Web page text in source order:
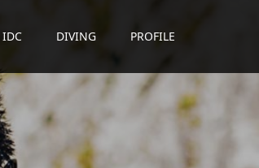
IDC DIVING PROFILE